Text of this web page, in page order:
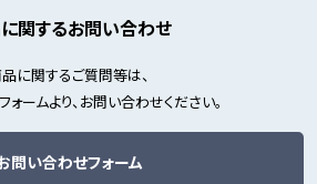
関するお問い合わせ
に関するご質問等は、
ームより、お問い合わせください。
問い合わせフォーム